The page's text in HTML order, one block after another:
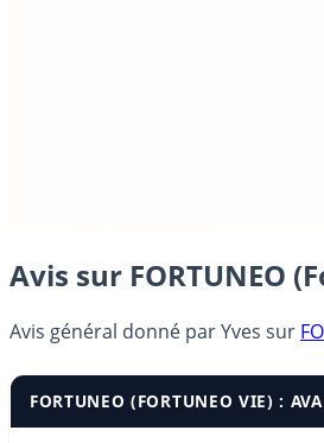
Avis sur FORTUNEO
Avis général donné parYves sur
FORTUNEO (FORTUNEO VIE) :